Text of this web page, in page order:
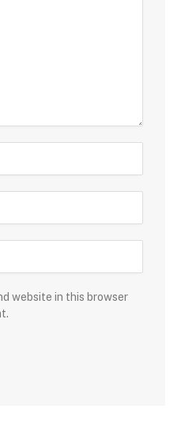
website in this browser